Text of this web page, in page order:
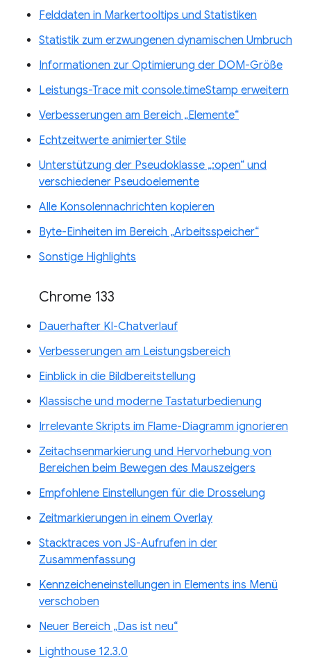
Felddaten in Markertooltips und Statistiken
Statistik zum erzwungenen dynamischen Umbruch
Informationen zur Optimierung der DOM-Größe
Leistungs-Trace mit console.timeStamp erweitern
Verbesserungen am Bereich „Elemente“
Echtzeitwerte animierter Stile
Unterstützung der Pseudoklasse „:open“ und
verschiedener Pseudoelemente
Alle Konsolennachrichten kopieren
Byte-Einheiten im Bereich „Arbeitsspeicher“
Sonstige Highlights
Chrome 133
Dauerhafter KI-Chatverlauf
Verbesserungen am Leistungsbereich
Einblick in die Bildbereitstellung
Klassische und moderne Tastaturbedienung
Irrelevante Skripts im Flame-Diagramm ignorieren
Zeitachsenmarkierung und Hervorhebung von
Bereichen beim Bewegen des Mauszeigers
Empfohlene Einstellungen für die Drosselung
Zeitmarkierungen in einem Overlay
Stacktraces von JS-Aufrufen in der
Zusammenfassung
Kennzeicheneinstellungen in Elements ins Menü
verschoben
Neuer Bereich „Das ist neu“
Lighthouse 12.3.0